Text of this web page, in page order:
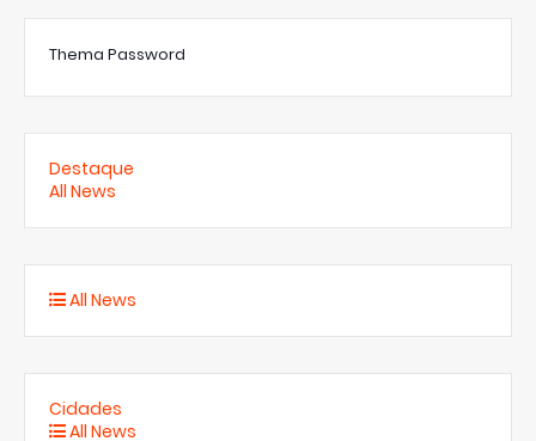
Thema Password
Destaque
All News
All News
Cidades
All News